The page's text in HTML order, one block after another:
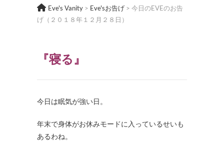
Eve's Vanity > Eve'sお告げ > 今日のEVEのお告
げ（２０１８年１２月２８日）
『寝る』
今日は眠気が強い日。
年末で身体がお休みモードに入っているせいも
あるわね。